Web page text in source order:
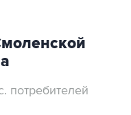
потребителей